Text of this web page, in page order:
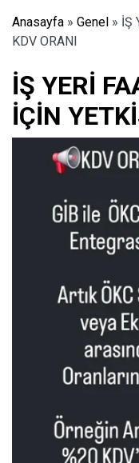
Anasayfa » Genel » İŞ
KDV ORANI
İŞ YERİ
İÇİN